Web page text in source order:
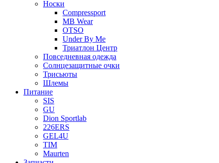
Носки
Compressport
MB Wear
OTSO
Under By Me
Триатлон Центр
Повседневная одежда
Солнцезащитные очки
Трисьюты
Шлемы
Питание
SIS
GU
Dion Sportlab
226ERS
GEL4U
TIM
Maurten